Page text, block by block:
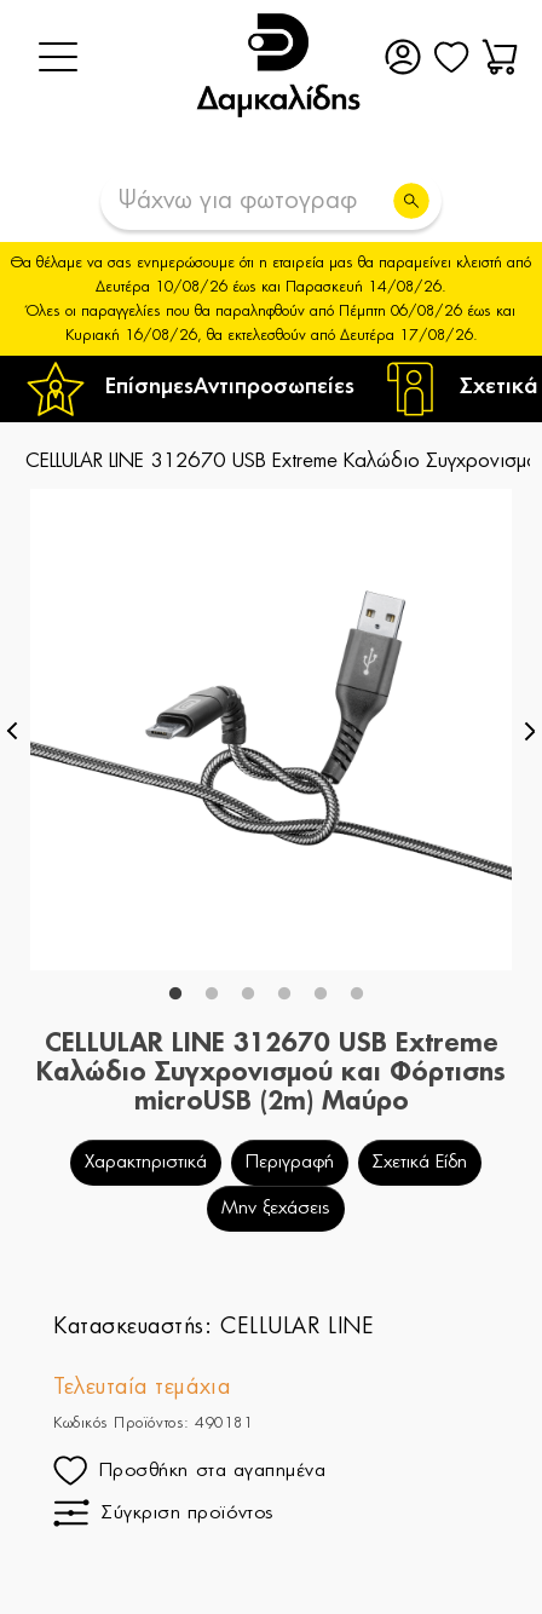
ΕπίσημεςΑντιπροσωπείες
Θα θέλαμε να σας ενημερώσουμε ότι η εταιρεία μας θα παραμείνει κλειστή από
Δευτέρα 10/08/26 έως και Παρασκευή 14/08/26.
Όλες οι παραγγελίες που θα παραληφθούν από Πέμπτη 06/08/26 έως και
Κυριακή 16/08/26, θα εκτελεσθούν από Δευτέρα 17/08/26.
CELLULAR LINE 312670 USB Extreme Καλώδιο
CELLULAR LINE 312670 USB Extreme
Καλώδιο Συγχρονισμού και Φόρτισης
microUSB (2m) Μαύρο
Χαρακτηριστικά Περιγραφή Σχετικά Είδη
Μην ξεχάσεις
Κατασκευαστής:CELLULAR LINE
Τελευταία τεμάχια
Κωδικός Προϊόντος: 490181
Προσθήκη στα αγαπημένα
Σύγκριση προϊόντος